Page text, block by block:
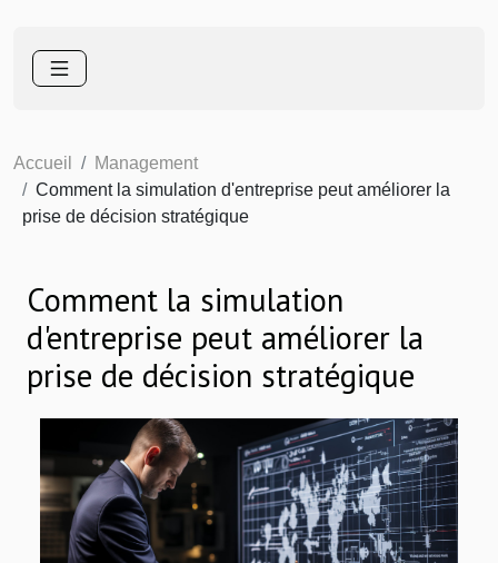
Accueil
Management
Comment la simulation d'entreprise peut améliorer la
prise de décision stratégique
Comment la simulation
d'entreprise peut améliorer la
prise de décision stratégique